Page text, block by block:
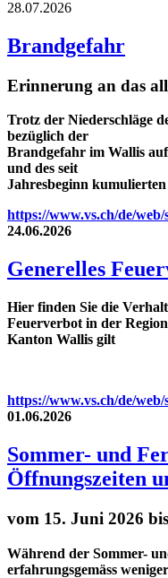
28.07.2026
Brandgefahr
Erinnerung an das
Trotz der Niederschläge
bezüglich der
Brandgefahr im Wallis
und des seit
Jahresbeginn
https://www.vs.ch/de/
24.06.2026
Generelles
Hier finden Sie die
Feuerverbot in der
Kanton Wallis gilt
https://www.vs.ch/de/
01.06.2026
Sommer- und
Öffnungszeiten
vom 15. Juni 2026
Während der Sommer-
erfahrungsgemäss